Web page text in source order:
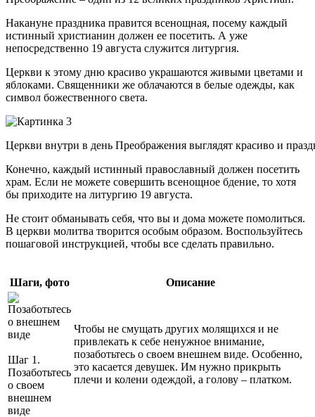
Накануне праздника правится всенощная, посему каждый
истинный христианин должен ее посетить. А уже
непосредственно 19 августа служится литургия.
Церкви к этому дню красиво украшаются живыми цветами и
яблоками. Священники же облачаются в белые одежды, как
символ божественного света.
Церкви внутри в день Преображения выглядят красиво и
Конечно, каждый истинный православный должен посетить
храм. Если не можете совершить всенощное бдение, то хотя
бы приходите на литургию 19 августа.
Не стоит обманывать себя, что вы и дома можете помолиться.
В церкви молитва творится особым образом. Воспользуйтесь
пошаговой инструкцией, чтобы все сделать правильно.
Шаги, фото Описание
Шаг 1.
Позаботьтесь
о своем
внешнем
виде
Чтобы не смущать других молящихся и не
привлекать к себе ненужное внимание,
позаботьтесь о своем внешнем виде. Особенно,
это касается девушек. Им нужно прикрыть
плечи и колени одеждой, а голову – платком.